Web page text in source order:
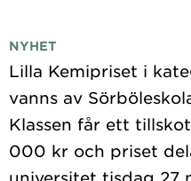
NYHET
Lilla Kemipriset i
vanns av
Klassen får ett
000 kr och priset